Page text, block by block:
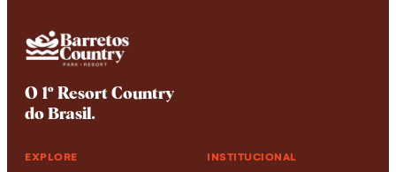
O 1º Resort Country
do Brasil.
EXPLORE INSTITUCIONAL